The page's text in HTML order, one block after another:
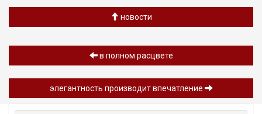
новости
в полном расцвете
элегантность производит впечатление